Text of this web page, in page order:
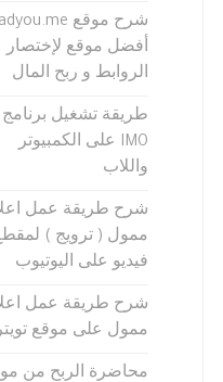
أفضل موقع لإختصار
الروابط و ربح المال
طريقة تشغيل برنامج
IMO على الكمبيوتر
واللاب
شرح طريقة عمل
ممول ( ترويج )
فيديو على اليوتيوب
شرح طريقة عمل
ممول على موقع
محاضرة الربح من